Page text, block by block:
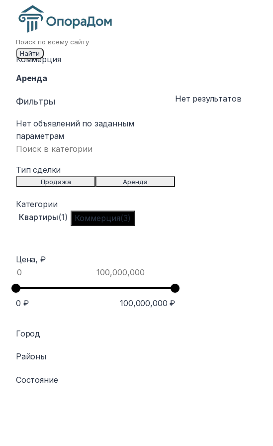
Найти
Коммерция
Аренда
Фильтры
Нет объявлений по заданным
параметрам
Тип сделки
For Sale
Продажа For Rent
Аренда
Категории
Квартиры(1) Коммерция(3)
Цена, ₽
0 ₽ 100,000,000 ₽
Город
Районы
Состояние
Нет результатов